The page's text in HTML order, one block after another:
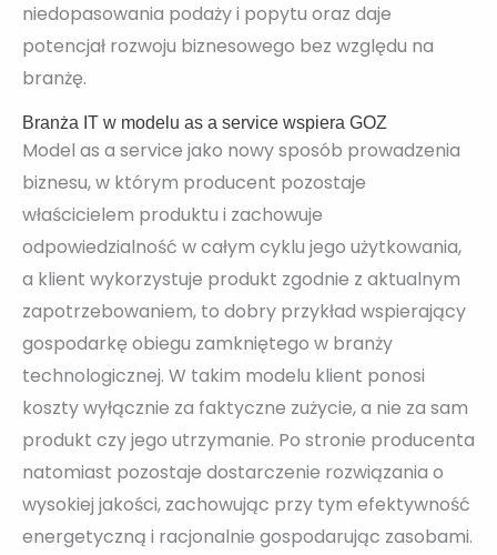
niedopasowania podaży i popytu oraz daje
potencjał rozwoju biznesowego bez względu na
branżę.
Branża IT w modelu as a service wspiera GOZ
Model as a service jako nowy sposób prowadzenia
biznesu, w którym producent pozostaje
właścicielem produktu i zachowuje
odpowiedzialność w całym cyklu jego użytkowania,
a klient wykorzystuje produkt zgodnie z aktualnym
zapotrzebowaniem, to dobry przykład wspierający
gospodarkę obiegu zamkniętego w branży
technologicznej. W takim modelu klient ponosi
koszty wyłącznie za faktyczne zużycie, a nie za sam
produkt czy jego utrzymanie. Po stronie producenta
natomiast pozostaje dostarczenie rozwiązania o
wysokiej jakości, zachowując przy tym efektywność
energetyczną i racjonalnie gospodarując zasobami.